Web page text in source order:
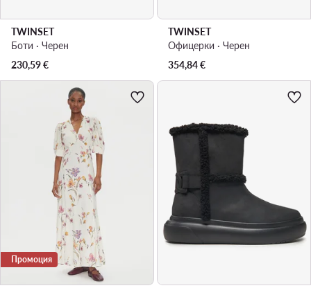
TWINSET
Боти · Черен
230,59€
TWINSET
Офицерки · Черен
354,84€
Промоция